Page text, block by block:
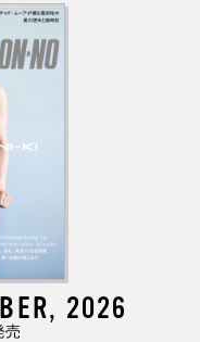
2026
売